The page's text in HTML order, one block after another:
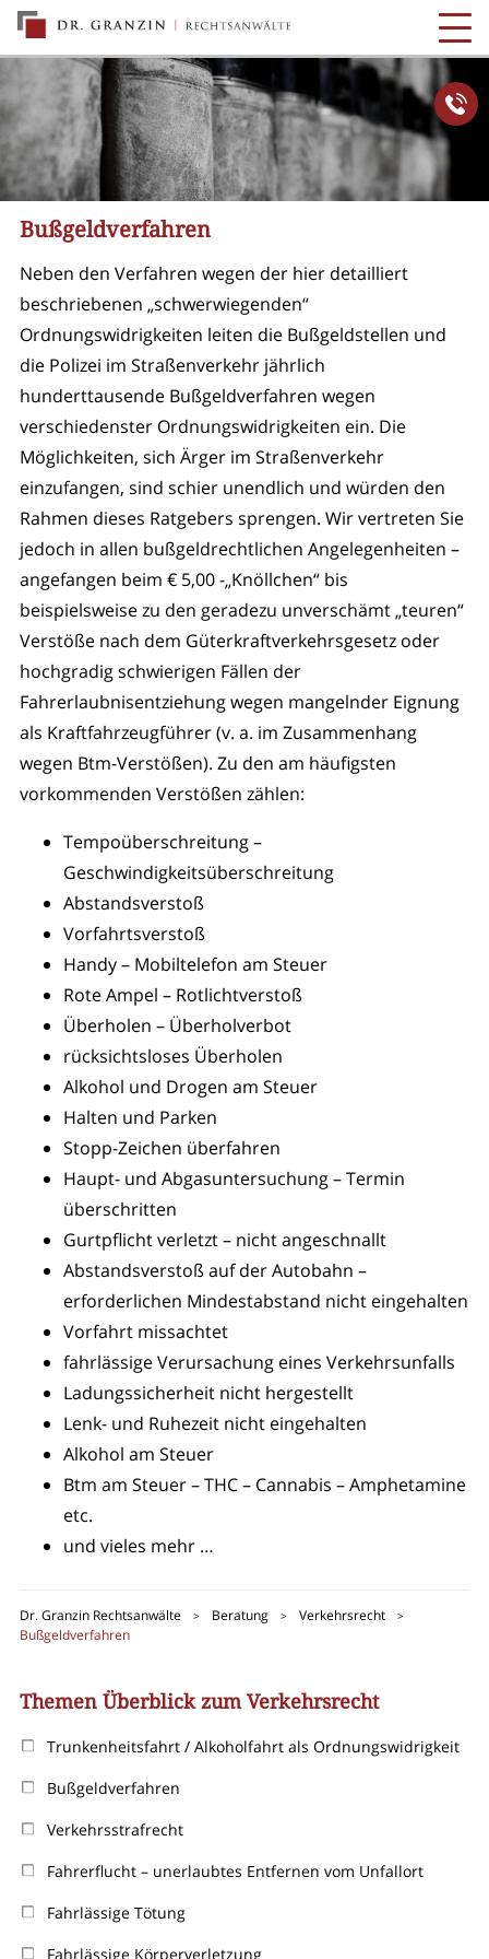
Bußgeldverfahren
Neben den Verfahren wegen der hier detailliert
beschriebenen „schwerwiegenden“
Ordnungswidrigkeiten leiten die Bußgeldstellen und
die Polizei im Straßenverkehr jährlich
hunderttausende Bußgeldverfahren wegen
verschiedenster Ordnungswidrigkeiten ein. Die
Möglichkeiten, sich Ärger im Straßenverkehr
einzufangen, sind schier unendlich und würden den
Rahmen dieses Ratgebers sprengen. Wir vertreten Sie
jedoch in allen bußgeldrechtlichen Angelegenheiten –
angefangen beim € 5,00 -„Knöllchen“ bis
beispielsweise zu den geradezu unverschämt „teuren“
Verstöße nach dem Güterkraftverkehrsgesetz oder
hochgradig schwierigen Fällen der
Fahrerlaubnisentziehung wegen mangelnder Eignung
als Kraftfahrzeugführer (v. a. im Zusammenhang
wegen Btm-Verstößen). Zu den am häufigsten
vorkommenden Verstößen zählen:
Tempoüberschreitung –
Geschwindigkeitsüberschreitung
Abstandsverstoß
Vorfahrtsverstoß
Handy – Mobiltelefon am Steuer
Rote Ampel – Rotlichtverstoß
Überholen – Überholverbot
rücksichtsloses Überholen
Alkohol und Drogen am Steuer
Halten und Parken
Stopp-Zeichen überfahren
Haupt- und Abgasuntersuchung – Termin
überschritten
Gurtpflicht verletzt – nicht angeschnallt
Abstandsverstoß auf der Autobahn –
erforderlichen Mindestabstand nicht eingehalten
Vorfahrt missachtet
fahrlässige Verursachung eines Verkehrsunfalls
Ladungssicherheit nicht hergestellt
Lenk- und Ruhezeit nicht eingehalten
Alkohol am Steuer
Btm am Steuer – THC – Cannabis – Amphetamine
etc.
und vieles mehr …
Dr. Granzin Rechtsanwälte > Beratung > Verkehrsrecht >
Bußgeldverfahren
Themen Überblick zum Verkehrsrecht
Trunkenheitsfahrt / Alkoholfahrt als Ordnungswidrigkeit
Bußgeldverfahren
Verkehrsstrafrecht
Fahrerflucht – unerlaubtes Entfernen vom Unfallort
Fahrlässige Tötung
Fahrlässige Körperverletzung